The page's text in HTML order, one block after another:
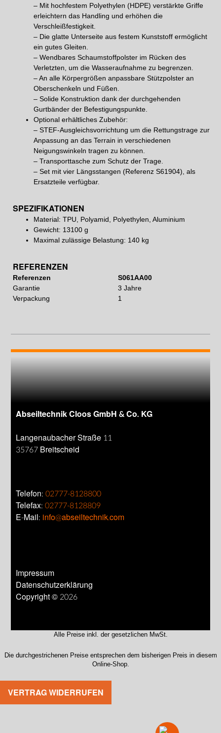
– Mit hochfestem Polyethylen (HDPE) verstärkte Griffe
erleichtern das Handling und erhöhen die
Verschleißfestigkeit.
– Die glatte Unterseite aus festem Kunststoff ermöglicht
ein gutes Gleiten.
– Wendbares Schaumstoffpolster im Rücken des
Verletzten, um die Wasseraufnahme zu begrenzen.
– An alle Körpergrößen anpassbare Stützpolster an
Oberschenkeln und Füßen.
– Solide Konstruktion dank der durchgehenden
Gurtbänder der Befestigungspunkte.
Optional erhältliches Zubehör:
– STEF-Ausgleichsvorrichtung um die Rettungstrage zur
Anpassung an das Terrain in verschiedenen
Neigungswinkeln tragen zu können.
– Transporttasche zum Schutz der Trage.
– Set mit vier Längsstangen (Referenz S61904), als
Ersatzteile verfügbar.
SPEZIFIKATIONEN
Material: TPU, Polyamid, Polyethylen, Aluminium
Gewicht: 13100 g
Maximal zulässige Belastung: 140 kg
REFERENZEN
Referenzen
S061AA00
Garantie
3 Jahre
Verpackung
1
Abseiltechnik Cloos GmbH & Co. KG
Langenaubacher Straße 11
35767 Breitscheid
Telefon:02777-8128800
Telefax:02777-8128809
E-Mail: info@abseiltechnik.com
Impressum
Datenschutzerklärung
Copyright © 2026
Alle Preise inkl. der gesetzlichen MwSt.
Die durchgestrichenen Preise entsprechen dem bisherigen Preis in diesem
Online-Shop.
VERTRAG WIDERRUFEN